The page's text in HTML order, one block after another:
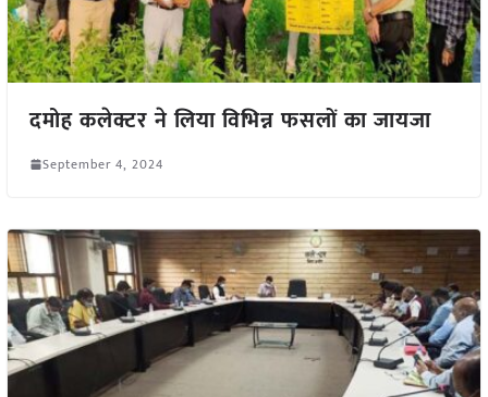
दमोह कलेक्टर ने लिया विभिन्न फसलों का जायजा
September 4, 2024